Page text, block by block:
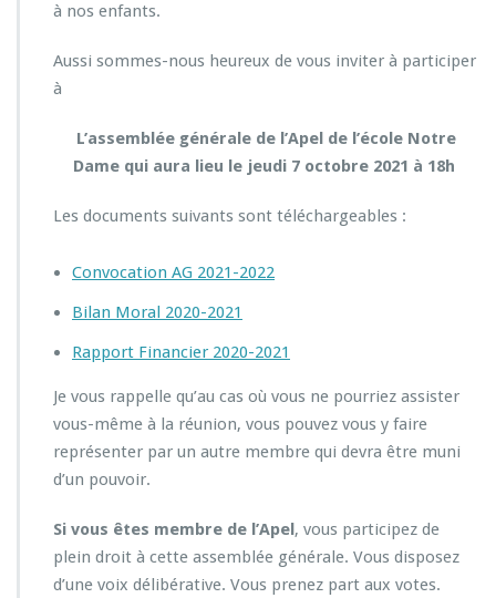
l
é
n
r
u
i
7
t
b
r
à nos enfants.
Aussi sommes-nous heureux de vous inviter à participer
à
L’assemblée générale de l’Apel de l’école Notre
Dame qui aura lieu le jeudi 7 octobre 2021 à 18h
Les documents suivants sont téléchargeables :
Convocation AG 2021-2022
Bilan Moral 2020-2021
Rapport Financier 2020-2021
Je vous rappelle qu’au cas où vous ne pourriez assister
vous-même à la réunion, vous pouvez vous y faire
représenter par un autre membre qui devra être muni
d’un pouvoir.
Si vous êtes membre de l’Apel, vous participez de
plein droit à cette assemblée générale. Vous disposez
d’une voix délibérative. Vous prenez part aux votes.